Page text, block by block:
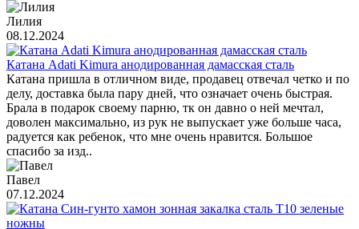
Лилия
08.12.2024
Катана Adati Kimura анодированная дамасская сталь
Катана пришла в отличном виде, продавец отвечал четко и по
делу, доставка была пару дней, что означает очень быстрая.
Брала в подарок своему парню, тк он давно о ней мечтал,
доволен максимально, из рук не выпускает уже больше часа,
радуется как ребенок, что мне очень нравится. Большое
спасибо за изд..
Павел
07.12.2024